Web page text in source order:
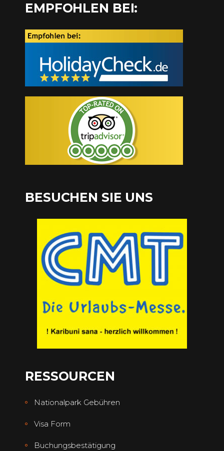
EMPFOHLEN BEI:
BESUCHEN SIE UNS
RESSOURCEN
Nationalpark Gebühren
Visa Form
Buchungsbestätigung